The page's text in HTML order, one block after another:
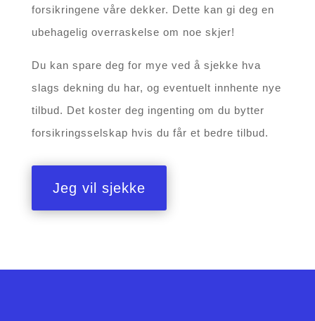
forsikringene våre dekker. Dette kan gi deg en
ubehagelig overraskelse om noe skjer!
Du kan spare deg for mye ved å sjekke hva
slags dekning du har, og eventuelt innhente nye
tilbud. Det koster deg ingenting om du bytter
forsikringsselskap hvis du får et bedre tilbud.
Jeg vil sjekke